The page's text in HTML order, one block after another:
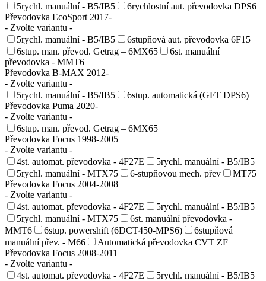
5rychl. manuální - B5/IB5
6rychlostní aut. převodovka DPS6
Převodovka EcoSport 2017-
- Zvolte variantu -
5rychl. manuální - B5/IB5
6stupňová aut. převodovka 6F15
6stup. man. převod. Getrag – 6MX65
6st. manuální
převodovka - MMT6
Převodovka B-MAX 2012-
- Zvolte variantu -
5rychl. manuální - B5/IB5
6stup. automatická (GFT DPS6)
Převodovka Puma 2020-
- Zvolte variantu -
6stup. man. převod. Getrag – 6MX65
Převodovka Focus 1998-2005
- Zvolte variantu -
4st. automat. převodovka - 4F27E
5rychl. manuální - B5/IB5
5rychl. manuální - MTX75
6-stupňovou mech. přev
MT75
Převodovka Focus 2004-2008
- Zvolte variantu -
4st. automat. převodovka - 4F27E
5rychl. manuální - B5/IB5
5rychl. manuální - MTX75
6st. manuální převodovka -
MMT6
6stup. powershift (6DCT450-MPS6)
6stupňová
manuální přev. - M66
Automatická převodovka CVT ZF
Převodovka Focus 2008-2011
- Zvolte variantu -
4st. automat. převodovka - 4F27E
5rychl. manuální - B5/IB5